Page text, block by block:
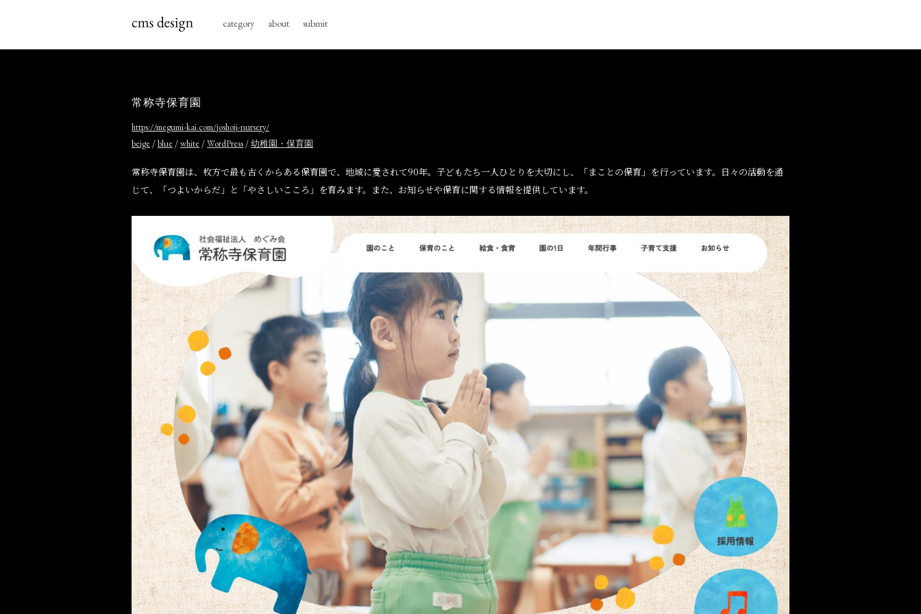
category about submit
常称寺保育園
https://megumi-kai.com/joshoji-nursery/
beige /blue /white /WordPress /幼稚園・保育園
常称寺保育園は、枚方で最も古くからある保育園で、地域に愛されて90年。子どもたち一人ひとりを大切にし、「まことの保育」を行っています。日々の活動を通
じて、「つよいからだ」と「やさしいこころ」を育みます。また、お知らせや保育に関する情報を提供しています。